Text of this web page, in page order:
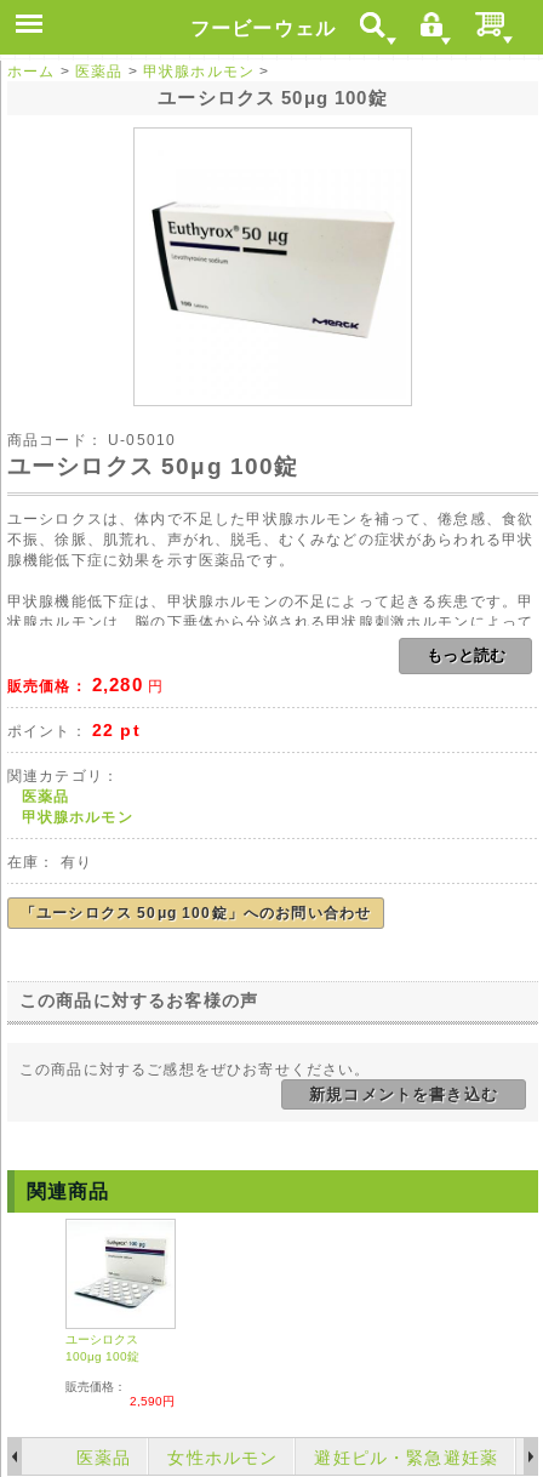
フービーウェル
ホーム > 医薬品 > 甲状腺ホルモン >
ユーシロクス 50μg 100錠
商品コード： U-05010
ユーシロクス 50μg 100錠
ユーシロクスは、体内で不足した甲状腺ホルモンを補って、倦怠感、食欲
不振、徐脈、肌荒れ、声がれ、脱毛、むくみなどの症状があらわれる甲状
腺機能低下症に効果を示す医薬品です。
甲状腺機能低下症は、甲状腺ホルモンの不足によって起きる疾患です。甲
状腺ホルモンは、脳の下垂体から分泌される甲状腺刺激ホルモンによって
分泌がうながされる物質で、エネルギー代謝を高める役割を持っていま
す。これがバランスを崩し不足することで新陳代謝が衰え、さまざまな症
状をもたらします。甲状腺機能低下症の原因は、自己免疫により甲状腺の
働きが低下する(突発性)場合や、橋本病によるもの、脳下垂体の異常が原
因となるものがあります。
用法
本剤のご使用にあたりましては、医師や薬剤師の管理・指導の下で適切な
使用をお願い致します。
脈拍増加、不整脈、動悸、震え、めまい、不眠、発汗、頭痛、イライラ
感、不安、吐き気、食欲不振、体重減少、発疹、かゆみなどの症状があら
われる場合があります。まれに重篤な副作用として狭心症、急性副腎不
全、肝機能障害、黄疸などがあらわれる場合があります。
※以下に該当する場合は服用を避けてください。
・心筋梗塞を起こして間もない方
・動脈硬化症の方
・糖尿病のある方
・高齢者
※他の薬剤を服用中もしくは持病がある場合は、使用前に医師にご相談く
※服用中に異常があらわれた場合は直ちに服用を中止し、医師にご相談く
※お子様の手の届かない場所に保管して下さい。
ユーシロクスは国内では医師の処方を必要とする【要指示薬】です。本
剤の説明文は英文の能書を翻訳したものであり、使用方法等が日本の医療
従事者の見解 と異なる場合がありますのでご留意ください。
◆詳細は掛かり付けの医師または薬剤師にご相談ください。
もっと読む
販売価格： 2,280 円
ポイント： 22 pt
関連カテゴリ：
医薬品
甲状腺ホルモン
在庫： 有り
「ユーシロクス 50μg 100錠」へのお問い合わせ
この商品に対するお客様の声
この商品に対するご感想をぜひお寄せください。
新規コメントを書き込む
関連商品
ユーシロクス
100μg 100錠
販売価格：
2,590円
医薬品 女性ホルモン 避妊ピル・緊急避妊薬